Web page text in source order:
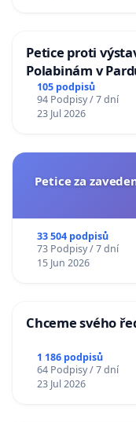
Petice proti
Polabinám v
105 podpisů
94 Podpisy / 7 dní
23 Jul 2026
Petice za
33 504 podpisů
73 Podpisy / 7 dní
15 Jun 2026
Chceme svého
1 186 podpisů
64 Podpisy / 7 dní
23 Jul 2026